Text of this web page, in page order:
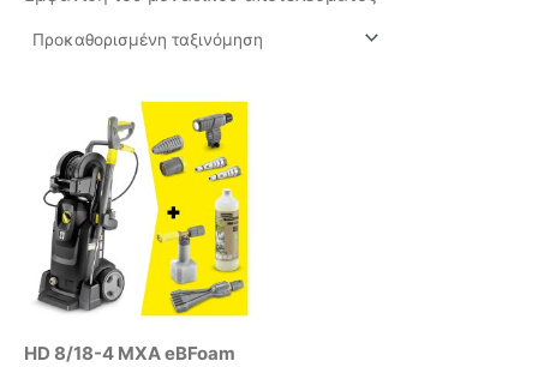
ΚΑΘΑΡΙΣΤΙΚΑ
HD 8/18-4 MXA eBFoam